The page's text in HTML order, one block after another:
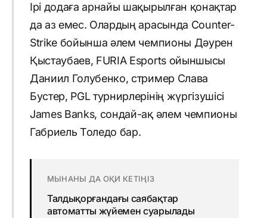
Ірі додаға арнайы шақырылған қонақтар
да аз емес. Олардың арасында Counter-
Strike бойынша әлем чемпионы Дәурен
Қыстаубаев, FURIA Esports ойыншысы
Даниил Голубенко, стример Слава
Бустер, PGL турнирлерінің жүргізушісі
James Banks, сондай-ақ әлем чемпионы
Габриель Толедо бар.
МЫНАНЫ ДА ОҚИ КЕТІҢІЗ
Талдықорғандағы саябақтар
автоматты жүйемен суарылады